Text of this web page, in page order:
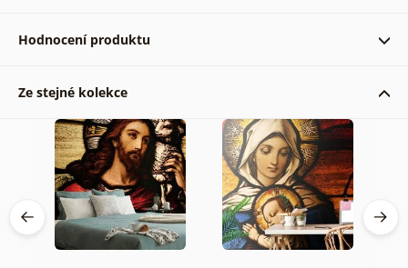
Hodnocení produktu
Ze stejné kolekce